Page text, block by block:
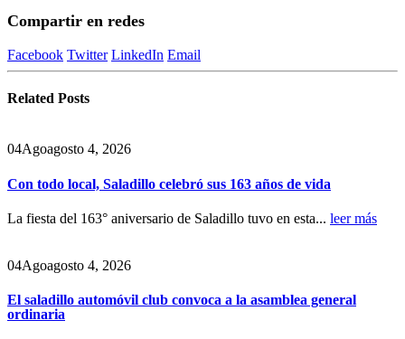
Compartir en redes
Facebook Twitter LinkedIn Email
Related Posts
04Agoagosto 4, 2026
Con todo local, Saladillo celebró sus 163 años de vida
La fiesta del 163° aniversario de Saladillo tuvo en esta... leer más
04Agoagosto 4, 2026
El saladillo automóvil club convoca a la asamblea general
ordinaria